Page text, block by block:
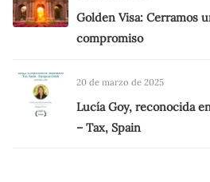
Golden Visa: Cerramos
compromiso
20 de marzo de 2025
Lucía Goy, reconocida
– Tax, Spain